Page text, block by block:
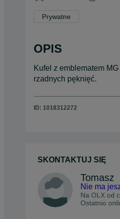
Prywatne
OPIS
Kufel z emblematem
rzadnych pęknięć.
ID: 1018312272
SKONTAKTUJ SIĘ
Tomasz
Nie ma
Na OLX od
Ostatnio